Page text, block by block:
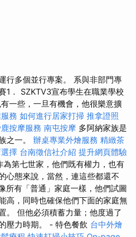
行多個並行專案。 系與非部門專
1． SZKTV3宣布學生在職業學校
一些，一旦有機會，他很樂意擴
務 如何進行居家打掃 推拿證照
按摩服務 南屯按摩 多阿納家族是
之一。 辦桌專業外燴服務 精緻茶
擇 台南徵信社介紹 提升網頁體驗
為第七世家，他們既有權力，也有
心態來說，當然，連這些都還不
所有「普通」家庭一樣，他們試圖
高，同時也確保他們下面的家庭無
。 但他必須積蓄力量；他度過了
壓力時期。 - 特色餐飲 台中外燴